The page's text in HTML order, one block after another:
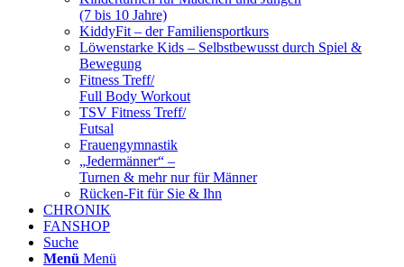
(7 bis 10 Jahre)
KiddyFit – der Familiensportkurs
Löwenstarke Kids – Selbstbewusst durch Spiel &
Bewegung
Fitness Treff/
Full Body Workout
TSV Fitness Treff/
Futsal
Frauengymnastik
„Jedermänner“ –
Turnen & mehr nur für Männer
Rücken-Fit für Sie & Ihn
CHRONIK
FANSHOP
Suche
Menü Menü